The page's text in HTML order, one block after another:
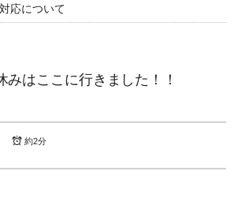
応について
みはここに行きました！！
約2分